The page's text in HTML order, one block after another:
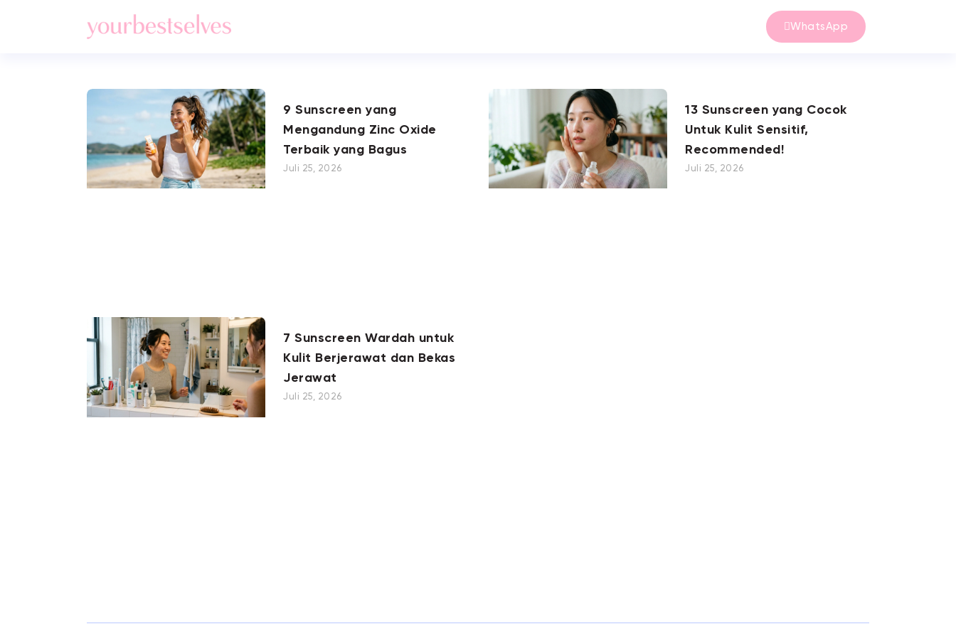
WhatsApp
9 Sunscreen yang
Mengandung Zinc Oxide
Terbaik yang Bagus
Juli 25, 2026
13 Sunscreen yang Cocok
Untuk Kulit Sensitif,
Recommended!
Juli 25, 2026
7 Sunscreen Wardah untuk
Kulit Berjerawat dan Bekas
Jerawat
Juli 25, 2026